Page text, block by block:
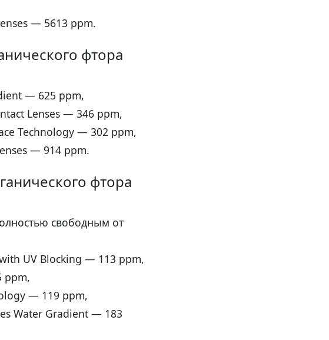
— 5613 ppm.
фтора
— 625 ppm,
Lenses — 346 ppm,
Technology — 302 ppm,
— 914 ppm.
фтора
свободным от
UV Blocking — 113 ppm,
ppm,
— 119 ppm,
Water Gradient — 183